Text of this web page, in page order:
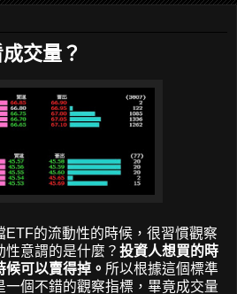
交量？
ETF的流動性的時候，很習慣觀察
意謂的是什麼？ 投資人想買的時
可以賣得掉。 所以根據這個標準
一個不錯的觀察指標，畢竟成交量